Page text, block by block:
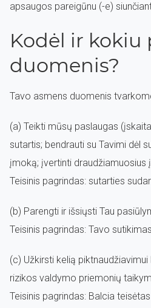
apsaugos pareigūnu (-e)
Kodėl ir kokiu
duomenis?
Tavo asmens duomenis
(a) Teikti mūsų paslaugas
sutartis; bendrauti su Tavimi dėl
įmoką; įvertinti
Teisinis pagrindas: sutarties
(b) Parengti ir išsiųsti Tau
Teisinis pagrindas: Tavo
(c) Užkirsti kelią
rizikos valdymo priemonių
Teisinis pagrindas: Balcia